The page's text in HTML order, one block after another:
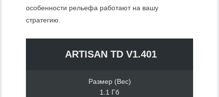
особенности рельефа работают на вашу
стратегию.
ARTISAN TD V1.401
Размер (Вес)
1.1 Гб